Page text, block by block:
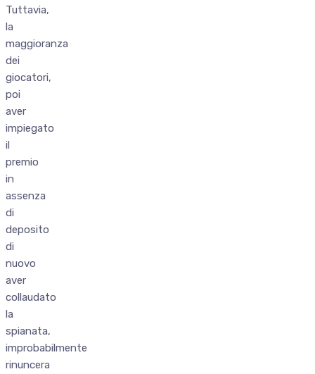
Tuttavia,
la
maggioranza
dei
giocatori,
poi
aver
impiegato
il
premio
in
assenza
di
deposito
di
nuovo
aver
collaudato
la
spianata,
improbabilmente
rinuncera